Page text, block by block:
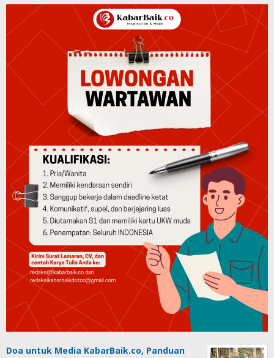
Doa untuk Media KabarBaik.co, Panduan